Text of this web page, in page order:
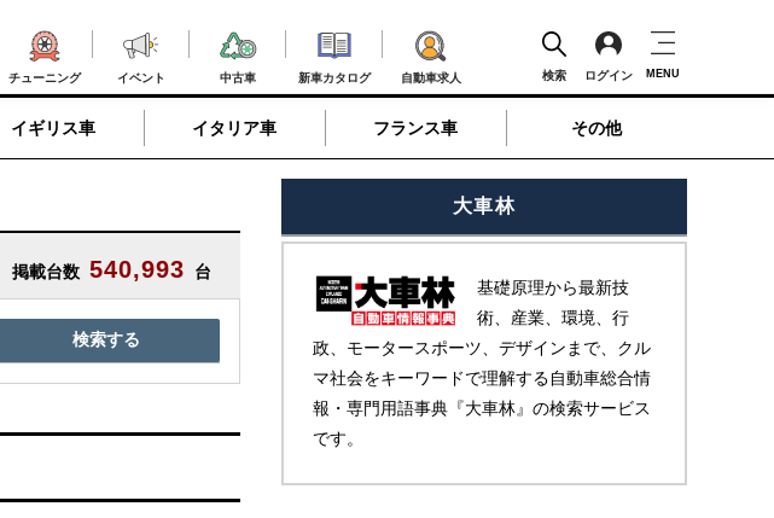
チューニング イベント 中古車 新車カタログ 自動車求人 検索 ログイン MENU
イギリス車 イタリア車 フランス車 その他
掲載台数 540,993 台
検索する
大車林
基礎原理から最新技
術、産業、環境、行
政、モータースポーツ、デザインまで、クル
マ社会をキーワードで理解する自動車総合情
報・専門用語事典『大車林』の検索サービス
です。